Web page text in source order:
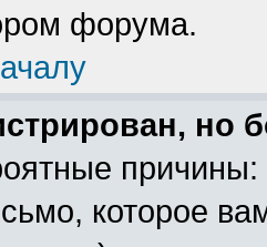
форума.
но
которое